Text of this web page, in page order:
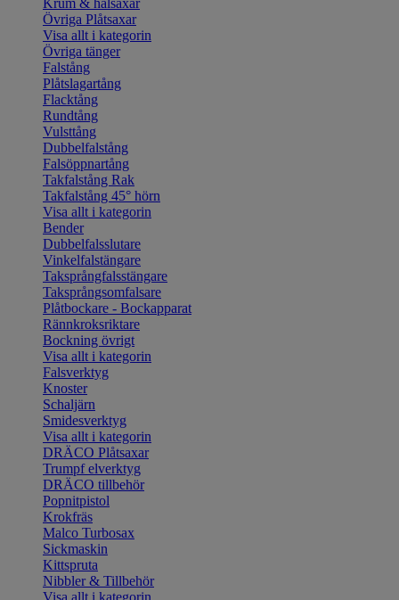
Krum & hålsaxar
Övriga Plåtsaxar
Visa allt i kategorin
Övriga tänger
Falstång
Plåtslagartång
Flacktång
Rundtång
Vulsttång
Dubbelfalstång
Falsöppnartång
Takfalstång Rak
Takfalstång 45° hörn
Visa allt i kategorin
Bender
Dubbelfalsslutare
Vinkelfalstängare
Taksprångfalsstängare
Taksprångsomfalsare
Plåtbockare - Bockapparat
Rännkroksriktare
Bockning övrigt
Visa allt i kategorin
Falsverktyg
Knoster
Schaljärn
Smidesverktyg
Visa allt i kategorin
DRÄCO Plåtsaxar
Trumpf elverktyg
DRÄCO tillbehör
Popnitpistol
Krokfräs
Malco Turbosax
Sickmaskin
Kittspruta
Nibbler & Tillbehör
Visa allt i kategorin